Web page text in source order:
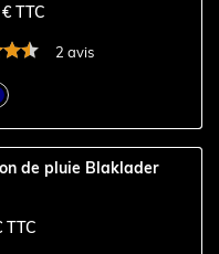
TTC
2 avis
de pluie Blaklader
TTC